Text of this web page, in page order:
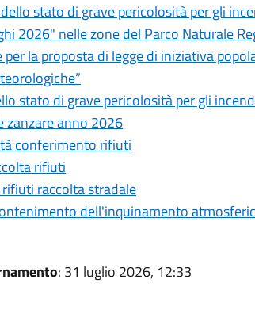
stato di grave pericolosità per gli
2026" nelle zone del Parco Naturale
la proposta di legge di iniziativa
stato di grave pericolosità per gli
zanzare anno 2026
conferimento rifiuti
rifiuti
raccolta stradale
dell'inquinamento
: 31 luglio 2026, 12:33